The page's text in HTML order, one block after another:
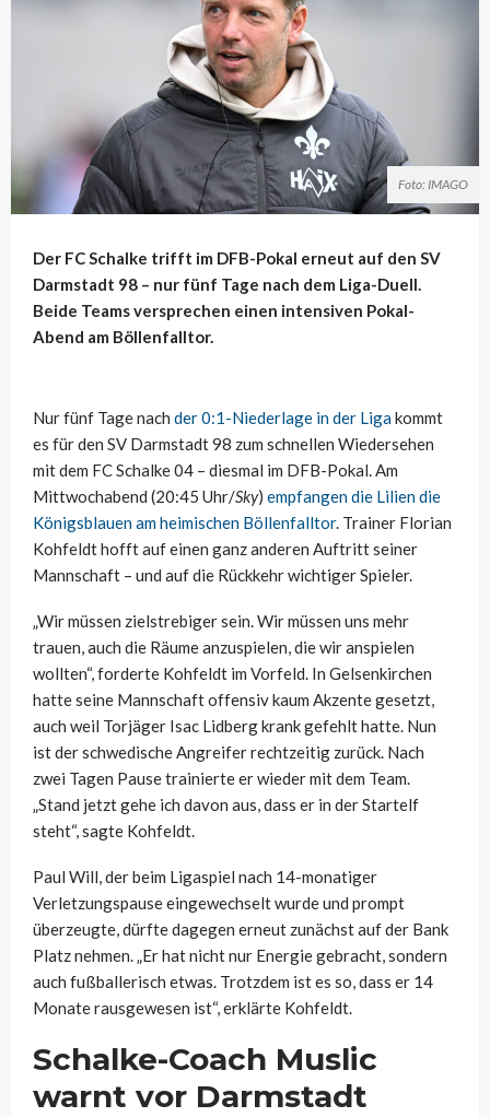
Foto: IMAGO
Der FC Schalke trifft im DFB-Pokal erneut auf den SV
Darmstadt 98 – nur fünf Tage nach dem Liga-Duell.
Beide Teams versprechen einen intensiven Pokal-
Abend am Böllenfalltor.
Nur fünf Tage nach der 0:1-Niederlage in der Ligakommt
es für den SV Darmstadt 98 zum schnellen Wiedersehen
mit dem FC Schalke 04 – diesmal im DFB-Pokal. Am
Mittwochabend (20:45 Uhr/Sky) empfangen die Lilien die
Königsblauen am heimischen Böllenfalltor. Trainer Florian
Kohfeldt hofft auf einen ganz anderen Auftritt seiner
Mannschaft – und auf die Rückkehr wichtiger Spieler.
„Wir müssen zielstrebiger sein. Wir müssen uns mehr
trauen, auch die Räume anzuspielen, die wir anspielen
wollten“, forderte Kohfeldt im Vorfeld. In Gelsenkirchen
hatte seine Mannschaft offensiv kaum Akzente gesetzt,
auch weil Torjäger Isac Lidberg krank gefehlt hatte. Nun
ist der schwedische Angreifer rechtzeitig zurück. Nach
zwei Tagen Pause trainierte er wieder mit dem Team.
„Stand jetzt gehe ich davon aus, dass er in der Startelf
steht“, sagte Kohfeldt.
Paul Will, der beim Ligaspiel nach 14-monatiger
Verletzungspause eingewechselt wurde und prompt
überzeugte, dürfte dagegen erneut zunächst auf der Bank
Platz nehmen. „Er hat nicht nur Energie gebracht, sondern
auch fußballerisch etwas. Trotzdem ist es so, dass er 14
Monate rausgewesen ist“, erklärte Kohfeldt.
Schalke-Coach Muslic
warnt vor Darmstadt